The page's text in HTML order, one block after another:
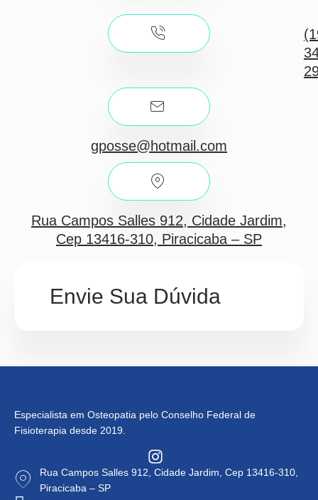
gposse@hotmail.com
Rua Campos Salles 912, Cidade Jardim,
Cep 13416-310, Piracicaba – SP
Envie Sua Dúvida
Especialista em Osteopatia pelo Conselho Federal de
Fisioterapia desde 2019.
Rua Campos Salles 912, Cidade Jardim, Cep 13416-310,
Piracicaba – SP